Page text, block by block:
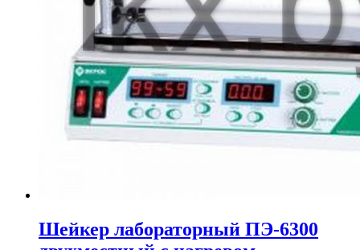
Шейкер лабораторный ПЭ-6300